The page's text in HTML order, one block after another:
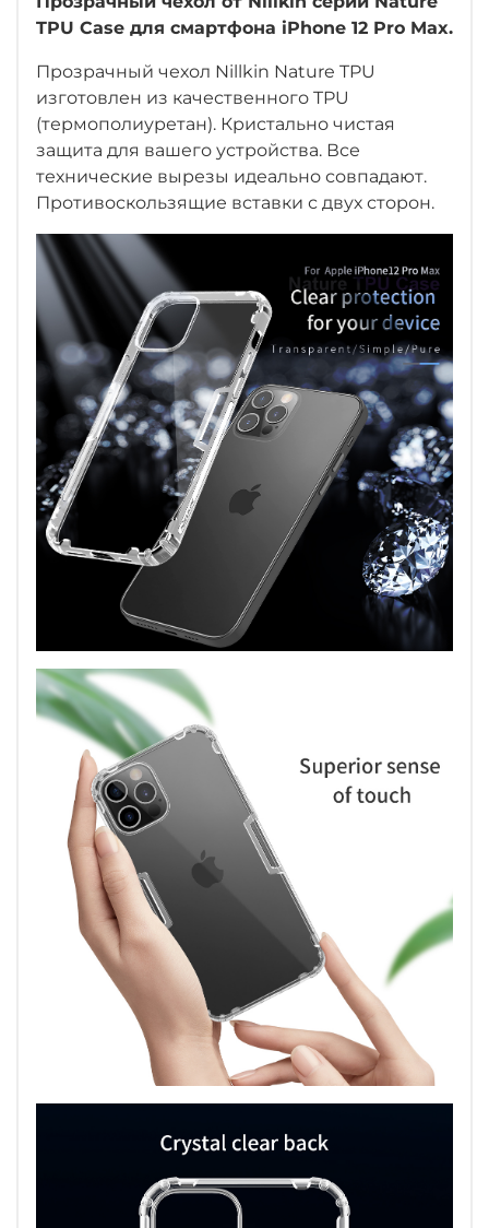
TPU Case для смартфона iPhone 12 Pro Max.
Прозрачный чехол Nillkin Nature TPU
изготовлен из качественного TPU
(термополиуретан). Кристально чистая
защита для вашего устройства. Все
технические вырезы идеально совпадают.
Противоскользящие вставки с двух сторон.